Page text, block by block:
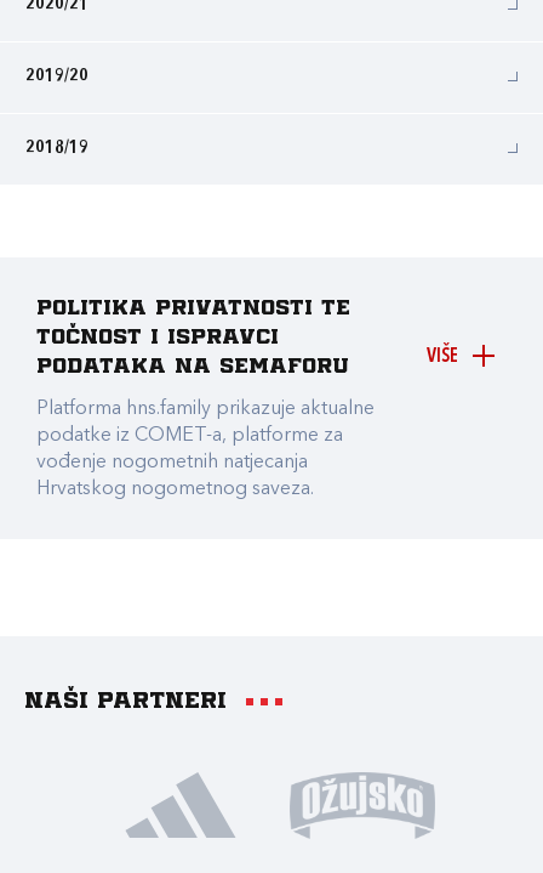
2020/21
2019/20
2018/19
VIŠE
Politika privatnosti te
točnost i ispravci
podataka na Semaforu
Platforma hns.family prikazuje aktualne
podatke iz COMET-a, platforme za
vođenje nogometnih natjecanja
Hrvatskog nogometnog saveza.
Naši partneri